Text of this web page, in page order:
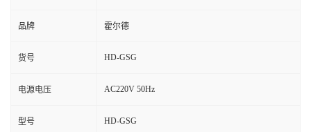
品牌 霍尔德
货号 HD-GSG
电源电压 AC220V 50Hz
型号 HD-GSG